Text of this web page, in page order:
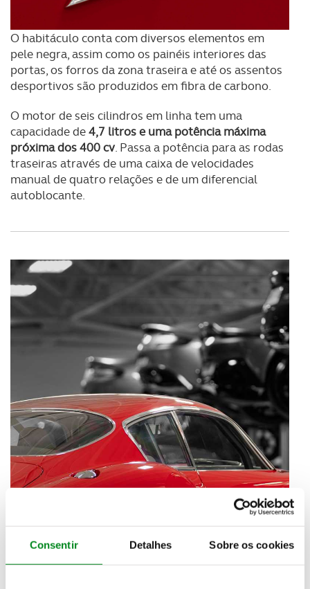
Consentir Detalhes Sobre os cookies
O habitáculo conta com diversos elementos em
pele negra, assim como os painéis interiores das
portas, os forros da zona traseira e até os assentos
desportivos são produzidos em fibra de carbono.
O motor de seis cilindros em linha tem uma
capacidade de4,7 litros e uma potência máxima
próxima dos 400 cv. Passa a potência para as rodas
traseiras através de uma caixa de velocidades
manual de quatro relações e de um diferencial
autoblocante.